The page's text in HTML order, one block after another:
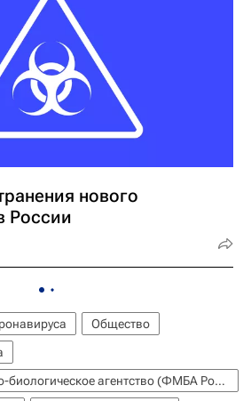
нового
России
Общество
Федеральное медико-биологическое агентство (ФМБА России)